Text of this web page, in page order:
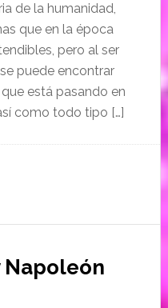
de la humanidad,
que en la época
pero al ser
puede encontrar
está pasando en
como todo tipo […]
Napoleón